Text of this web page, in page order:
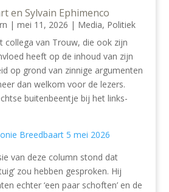
en Sylvain Ephimenco
| mei 11, 2026 | Media, Politiek
collega van Trouw, die ook zijn
heeft op de inhoud van zijn
op grond van zinnige argumenten
dan welkom voor de lezers.
buitenbeentje bij het links-
Breedbaart 5 mei 2026
van deze column stond dat
zou hebben gesproken. Hij
echter ‘een paar schoften’ en de